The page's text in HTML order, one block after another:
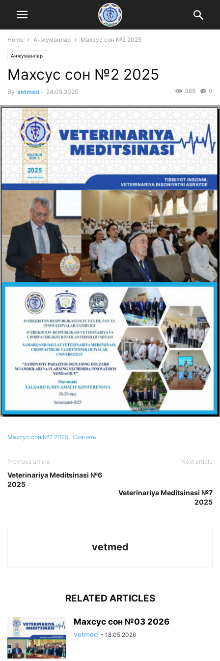
Home Анжуманлар Mахсус сон №2 2025
Анжуманлар
Mахсус сон №2 2025
By vetmed - 24.09.2025 0
368
Mахсус сон №2 2025 Скачать
Previous article
Veterinariya Meditsinasi №6
2025
Next article
Veterinariya Meditsinasi №7
2025
vetmed
RELATED ARTICLES
Махсус сон №03 2026
vetmed - 18.05.2026